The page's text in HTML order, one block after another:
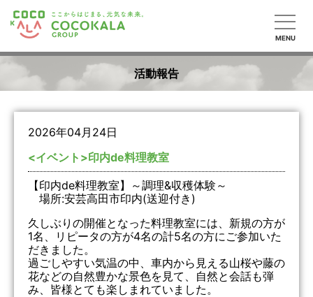
MENU
活動報告
2026年04月24日
<イベント>印内de料理教室
【印内de料理教室】～調理&収穫体験～
場所:安芸高田市印内(送迎付き)
久しぶりの開催となった料理教室には、新規の方が
1名、リピータの方が4名の計5名の方にご参加いた
だきました。
過ごしやすい気温の中、車内から見える山桜や藤の
花などの自然豊かな景色を見て、自然と会話も弾
み、皆様とても楽しまれていました。